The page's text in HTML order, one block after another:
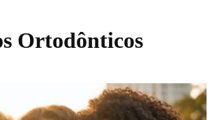
Ortodônticos